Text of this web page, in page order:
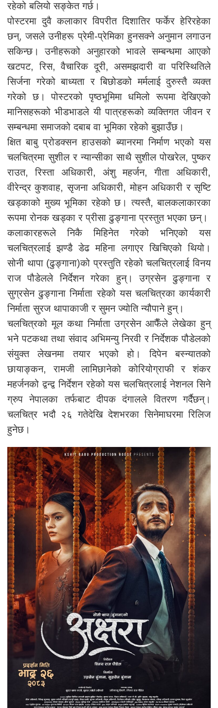
रहेको बलियो सङ्केत गर्छ।
पोस्टरमा दुवै कलाकार विपरीत दिशातिर फर्केर हेरिरहेका
छन्, जसले उनीहरू प्रेमी-प्रेमिका हुनसक्ने अनुमान लगाउन
सकिन्छ। उनीहरूको अनुहारको भावले सम्बन्धमा आएको
खटपट, रिस, वैचारिक दूरी, असमझदारी वा परिस्थितिले
सिर्जना गरेको बाध्यता र बिछोडको मर्मलाई दुरुस्तै व्यक्त
गरेको छ। पोस्टरको पृष्ठभूमिमा धमिलो रूपमा देखिएको
मानिसहरूको भीडभाडले यी पात्रहरूको व्यक्तिगत जीवन र
सम्बन्धमा समाजको दबाब वा भूमिका रहेको बुझाउँछ।
क्षित बाबु प्रोडक्सन हाउसको ब्यानरमा निर्माण भएको यस
चलचित्रमा सुशील र न्यान्सीका साथै सुशील पोखरेल, पुष्कर
राउत, रिस्ता अधिकारी, अंशु महर्जन, गीता अधिकारी,
वीरेन्द्र कुशवाह, सृजना अधिकारी, मोहन अधिकारी र सृष्टि
खड्काको मुख्य भूमिका रहेको छ। त्यस्तै, बालकलाकारका
रूपमा रोनक खड्का र प्रीसा ढुङ्गाना प्रस्तुत भएका छन्।
कलाकारहरूले निकै मिहिनेत गरेको भनिएको यस
चलचित्रलाई झण्डै डेढ महिना लगाएर खिचिएको थियो।
सोनी थापा (ढुङ्गाना)को प्रस्तुति रहेको चलचित्रलाई विनय
राज पौडेलले निर्देशन गरेका हुन्। उग्रसेन ढुङ्गाना र
सुग्रसेन ढुङ्गाना निर्माता रहेको यस चलचित्रका कार्यकारी
निर्माता सुरज थापाकाजी र सुमन ज्योति न्यौपाने हुन्।
चलचित्रको मूल कथा निर्माता उग्रसेन आफैँले लेखेका हुन्
भने पटकथा तथा संवाद अभिमन्यु निरवी र निर्देशक पौडेलको
संयुक्त लेखनमा तयार भएको हो। दिपेन बस्न्यातको
छायाङ्कन, रामजी लामिछानेको कोरियोग्राफी र शंकर
महर्जनको द्वन्द्व निर्देशन रहेको यस चलचित्रलाई नेशनल सिने
ग्रुप नेपालका तर्फबाट दीपक दंगालले वितरण गर्दैछन्।
चलचित्र भदौ २६ गतेदेखि देशभरका सिनेमाघरमा रिलिज
हुनेछ।